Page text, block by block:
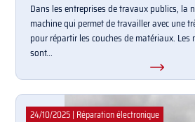
Dans les entreprises de travaux publics, la
machine qui permet de travailler avec une
pour répartir les couches de matériaux. Les
sont...
24/10/2025 | Réparation électronique